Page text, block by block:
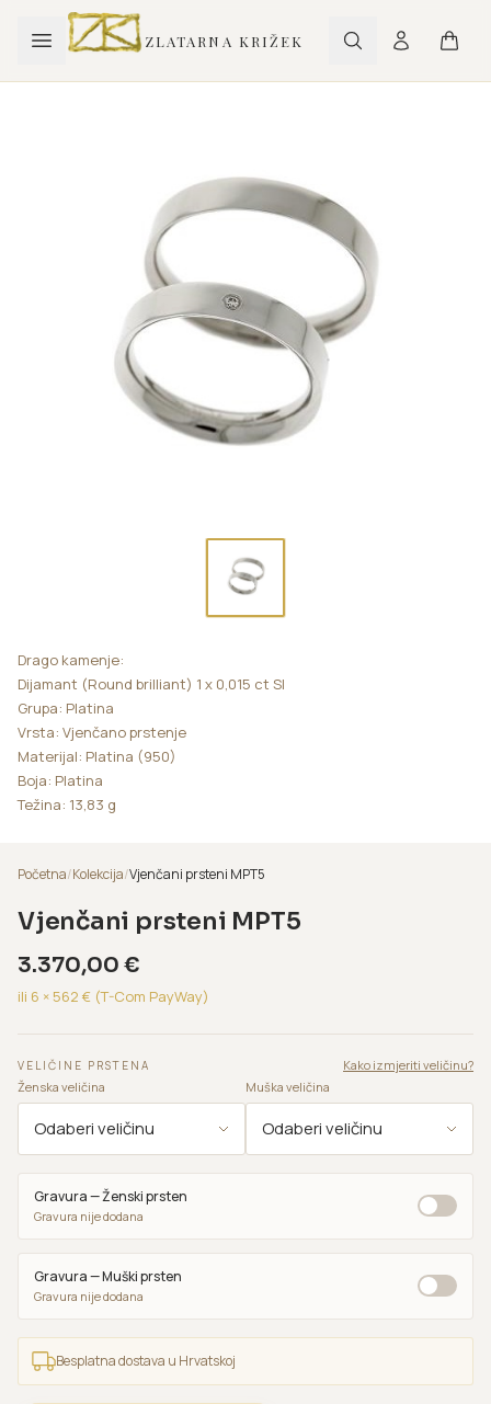
ZLATARNA KRIŽEK
Drago kamenje:
Dijamant (Round brilliant) 1 x 0,015 ct SI
Grupa: Platina
Vrsta: Vjenčano prstenje
Materijal: Platina (950)
Boja: Platina
Težina: 13,83 g
Početna/Kolekcija/Vjenčani prsteni MPT5
Vjenčani prsteni MPT5
3.370,00 €
ili 6 × 562 € (T-Com PayWay)
VELIČINE PRSTENA
Kako izmjeriti veličinu?
Ženska veličina
Muška veličina
Gravura — Ženski prsten
Gravura nije dodana
Gravura — Muški prsten
Gravura nije dodana
Besplatna dostava u Hrvatskoj